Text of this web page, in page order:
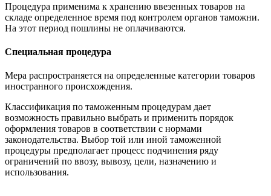
Процедура применима к хранению ввезенных товаров на
складе определенное время под контролем органов таможни.
На этот период пошлины не оплачиваются.
Специальная процедура
Мера распространяется на определенные категории товаров
иностранного происхождения.
Классификация по таможенным процедурам дает
возможность правильно выбрать и применить порядок
оформления товаров в соответствии с нормами
законодательства. Выбор той или иной таможенной
процедуры предполагает процесс подчинения ряду
ограничений по ввозу, вывозу, цели, назначению и
использования.